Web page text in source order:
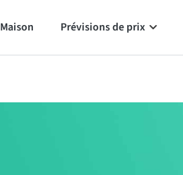
Maison Prévisions de prix